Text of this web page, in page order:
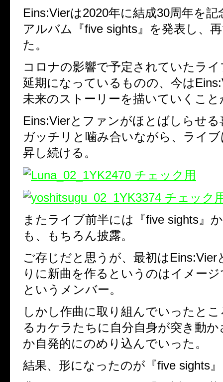
Eins:Vierは2020年に結成30周年を
アルバム『five sights』を発表し、
た。
コロナの影響で予定されていたラ
延期になっているものの、今は
未来のストーリーを描いていくこ
Eins:Vierとファンがほとばしらせ
ガッチリと噛み合いながら、ライ
昇し続ける。
またライブ前半には『five sights』
も、もちろん披露。
ご存じだと思うが、最初はEins:Vier
りに新曲を作るというのはイメー
というメンバー。
しかし作曲に取り組んでいったと
るカケラたちに自分自身が突き動
か自発的にのめり込んでいった。
結果、形になったのが『five sights